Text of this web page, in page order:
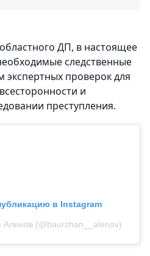
ДП, в настоящее
следственные
экспертных проверок для
и
преступления.
в Instagram
Аленов (@baurzhan__alenov)